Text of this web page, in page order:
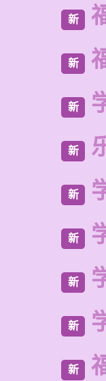
新
新
新
新
新
新
新
新
新